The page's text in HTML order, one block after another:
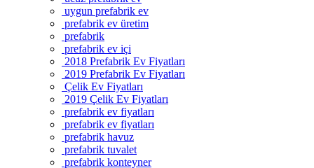
uygun prefabrik ev
prefabrik ev üretim
prefabrik
prefabrik ev içi
2018 Prefabrik Ev Fiyatları
2019 Prefabrik Ev Fiyatları
Çelik Ev Fiyatları
2019 Çelik Ev Fiyatları
prefabrik ev fiyatları
prefabrik ev fiyatları
prefabrik havuz
prefabrik tuvalet
prefabrik konteyner